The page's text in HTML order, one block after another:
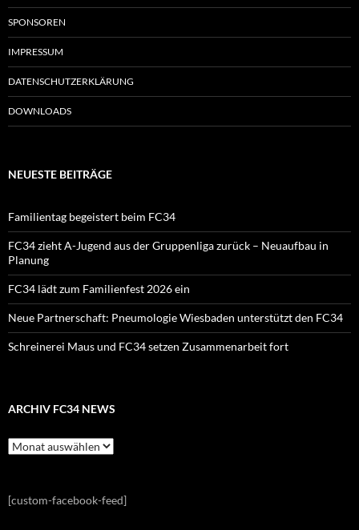
SPONSOREN
IMPRESSUM
DATENSCHUTZERKLÄRUNG
DOWNLOADS
NEUESTE BEITRÄGE
Familientag begeistert beim FC34
FC34 zieht A-Jugend aus der Gruppenliga zurück – Neuaufbau in
Planung
FC34 lädt zum Familienfest 2026 ein
Neue Partnerschaft: Pneumologie Wiesbaden unterstützt den FC34
Schreinerei Maus und FC34 setzen Zusammenarbeit fort
ARCHIV FC34 NEWS
Archiv
FC34
[custom-facebook-feed]